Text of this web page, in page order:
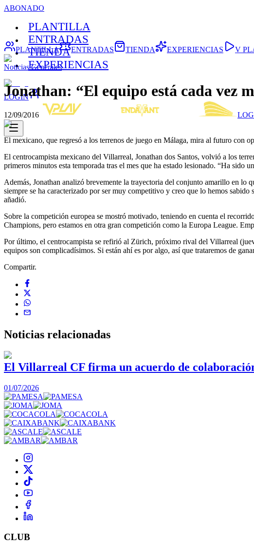
ABONADO
PLANTILLA
ENTRADAS
TIENDA
EXPERIENCIAS
LOGIN
PLANTILLA ENTRADAS TIENDA EXPERIENCIAS V
Noticias Generales
Jonathan: “El equipo está cada vez
12/09/2016
El mexicano, que regresó a los terrenos de juego en Málaga, mira al futuro con
El centrocampista mexicano del Villarreal, Jonathan dos Santos, volvió a los
primeros minutos esta temporada tras el mes que ha estado lesionado. “Ha sido
Además, Jonathan analizó brevemente la trayectoria del conjunto amarillo en lo
siempre se ha caracterizado por ser muy competitivo y creo que lo hemos
añadió.
Sobre la competición europea se mostró motivado, teniendo en cuenta el
Champions, pero estamos en otra gran competición como la Europa League.
Por último, el centrocampista se refirió al Zürich, próximo rival del Villarreal
equipos son complicadísimos. Si están ahí es por algo, así que trataremos de
Compartir.
Noticias relacionadas
El Villarreal CF firma un acuerdo de
01/07/2026
CLUB